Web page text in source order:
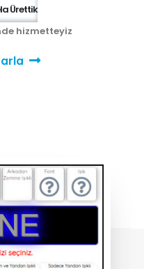
Ürettik
hizmetteyiz